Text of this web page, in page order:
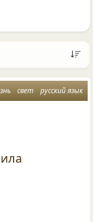
свет русский язык